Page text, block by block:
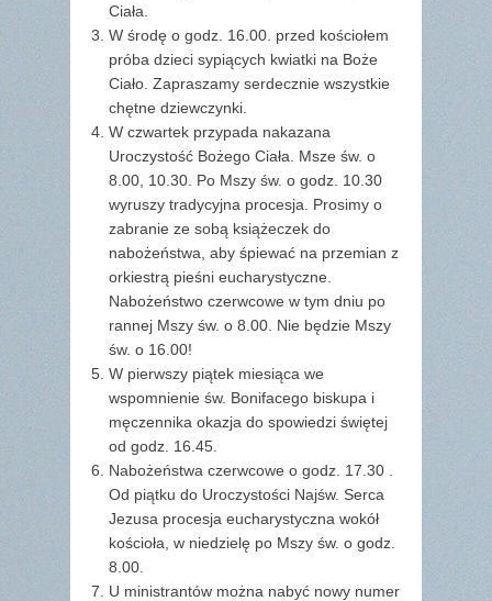
Ciała.
W środę o godz. 16.00. przed kościołem
próba dzieci sypiących kwiatki na Boże
Ciało. Zapraszamy serdecznie wszystkie
chętne dziewczynki.
W czwartek przypada nakazana
Uroczystość Bożego Ciała. Msze św. o
8.00, 10.30. Po Mszy św. o godz. 10.30
wyruszy tradycyjna procesja. Prosimy o
zabranie ze sobą książeczek do
nabożeństwa, aby śpiewać na przemian z
orkiestrą pieśni eucharystyczne.
Nabożeństwo czerwcowe w tym dniu po
rannej Mszy św. o 8.00. Nie będzie Mszy
św. o 16.00!
W pierwszy piątek miesiąca we
wspomnienie św. Bonifacego biskupa i
męczennika okazja do spowiedzi świętej
od godz. 16.45.
Nabożeństwa czerwcowe o godz. 17.30 .
Od piątku do Uroczystości Najśw. Serca
Jezusa procesja eucharystyczna wokół
kościoła, w niedzielę po Mszy św. o godz.
8.00.
U ministrantów można nabyć nowy numer